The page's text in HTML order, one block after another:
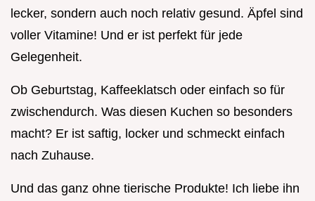
lecker, sondern auch noch relativ gesund. Äpfel sind
voller Vitamine! Und er ist perfekt für jede
Gelegenheit.
Ob Geburtstag, Kaffeeklatsch oder einfach so für
zwischendurch. Was diesen Kuchen so besonders
macht? Er ist saftig, locker und schmeckt einfach
nach Zuhause.
Und das ganz ohne tierische Produkte! Ich liebe ihn